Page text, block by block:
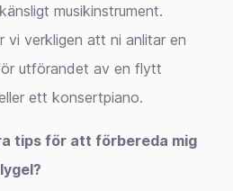
musikinstrument.
vi verkligen att ni anlitar en
utförandet av en flytt
ett konsertpiano.
tips för att förbereda mig